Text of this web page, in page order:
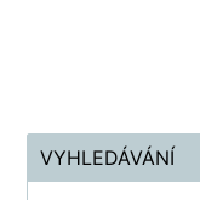
VYHLEDÁVÁNÍ